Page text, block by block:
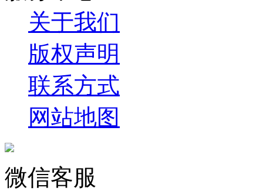
关于我们
版权声明
联系方式
网站地图
微信客服